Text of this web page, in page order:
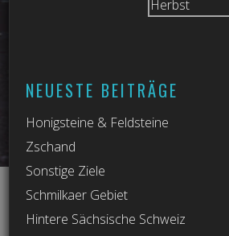
NEUESTE BEITRÄGE
Honigsteine & Feldsteine
Zschand
Sonstige Ziele
Schmilkaer Gebiet
Hintere Sächsische Schweiz